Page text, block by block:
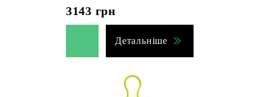
3143 грн
Детальніше